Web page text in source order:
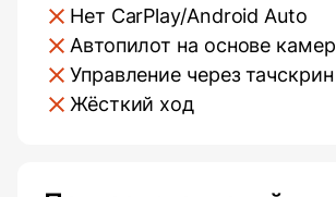
Нет CarPlay/Android Auto
Автопилот на основе камер
Управление через тачскрин
Жёсткий ход